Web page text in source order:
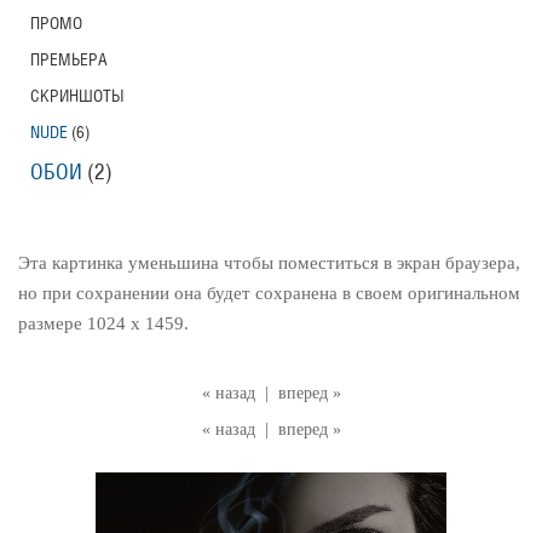
« назад
вперед »
« назад
вперед »
Эта картинка уменьшина чтобы поместиться в экран браузера,
но при сохранении она будет сохранена в своем оригинальном
размере 1024 x 1459.
ПРОМО
ПРЕМЬЕРА
СКРИНШОТЫ
NUDE (6)
ОБОИ (2)